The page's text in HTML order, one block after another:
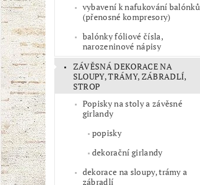
vybavení k nafukování balónků
(přenosné kompresory)
balónky fóliové čísla,
narozeninové nápisy
ZÁVĚSNÁ DEKORACE NA
SLOUPY, TRÁMY, ZÁBRADLÍ,
STROP
Popisky na stoly a závěsné
girlandy
popisky
dekorační girlandy
dekorace na sloupy, trámy a
zábradlí